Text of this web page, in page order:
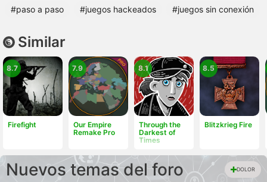
#paso a paso #juegos hackeados #juegos sin conexión
Similar
Firefight
8.7
Our Empire
Remake Pro
7.9
Through the
Darkest of
Times
8.1
Blitzkrieg Fire
8.5
Nuevos temas del foro DOLOR